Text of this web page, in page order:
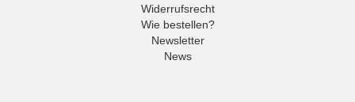
Widerrufsrecht
Wie bestellen?
Newsletter
News